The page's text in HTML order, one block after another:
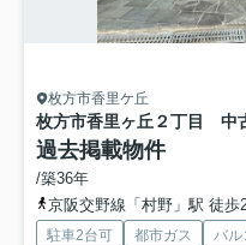
枚方市香里ケ丘
枚方市香里ヶ丘２丁目 中
過去掲載物件
/築36年
京阪交野線「村野」駅 徒歩
駐車2台可 都市ガス バル